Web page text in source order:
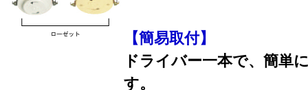
【簡易取付】
ドライバー一本で、簡単
す。